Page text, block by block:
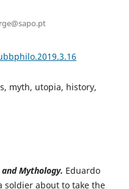
myth, utopia, history,
Mythology. Eduardo
soldier about to take the